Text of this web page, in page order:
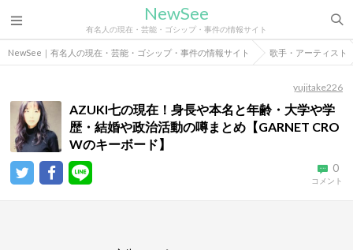
NewSee
有名人の現在・芸能・ゴシップ・事件の情報サイト
NewSee｜有名人の現在・芸能・ゴシップ・事件の情報サイト 歌手・アーティスト
yujitake226
AZUKI七の現在！身長や本名と年齢・大学や学
歴・結婚や政治活動の噂まとめ【GARNET CRO
Wのキーボード】
0
コメント